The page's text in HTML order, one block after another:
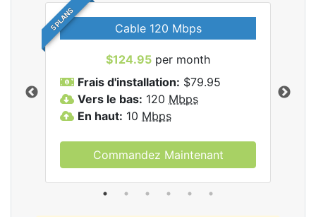
5 PLANS Cable 120 Mbps
$124.95 per month
Frais d'installation: $79.95
Vers le bas: 120 Mbps
En haut: 10 Mbps
Commandez Maintenant